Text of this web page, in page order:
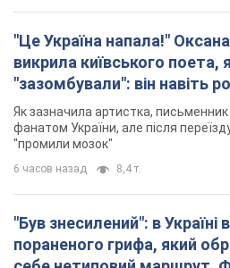
"Це Україна напала!"
викрила київського поета,
"зазомбували": він навіть
не знав, а тепер хоче
українців
Як зазначила артистка, письменник
фанатом України, але після
"промили мозок"
6 часов назад 8,4 т.
"Був знесилений": в Україні
пораненого грифа, який